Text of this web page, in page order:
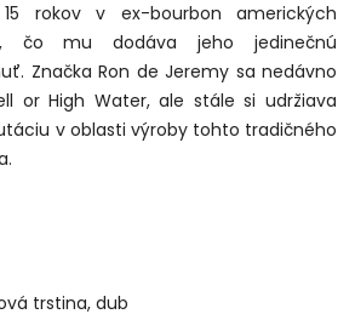
rokov v ex-bourbon amerických
čo mu dodáva jeho jedinečnú
Značka Ron de Jeremy sa nedávno
or High Water, ale stále si udržiava
v oblasti výroby tohto tradičného
trstina, dub